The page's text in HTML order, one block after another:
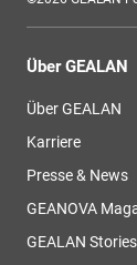
Über GEALAN
Über GEALAN
Karriere
Presse & News
GEANOVA
GEALAN Stories